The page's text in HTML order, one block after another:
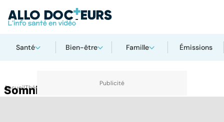
Santé Bien-être Famille Émissions
AccueilThématiques
Somnifères